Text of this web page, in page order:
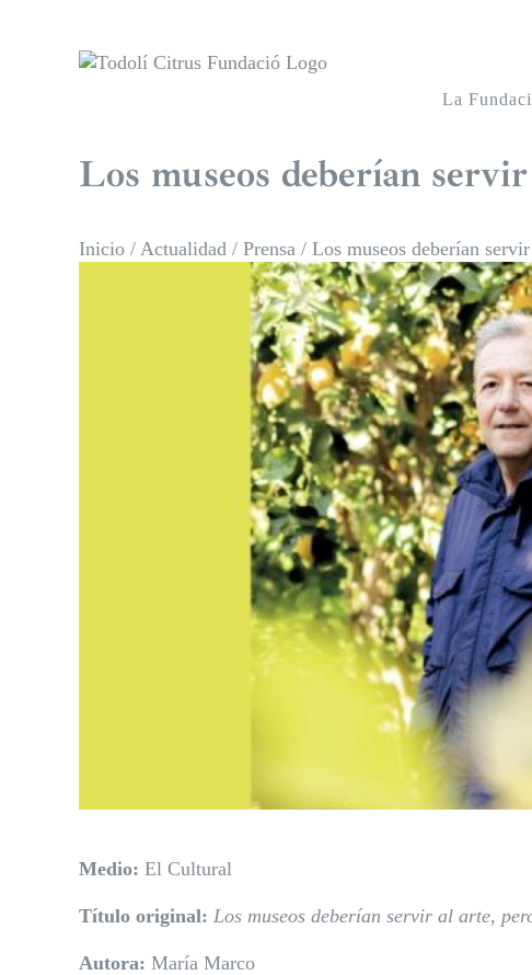
La
Los museos deberían
Inicio / Actualidad / Prensa / Los museos deberían
Medio: El Cultural
Título original: Los museos deberían servir al arte,
Autora: María Marco